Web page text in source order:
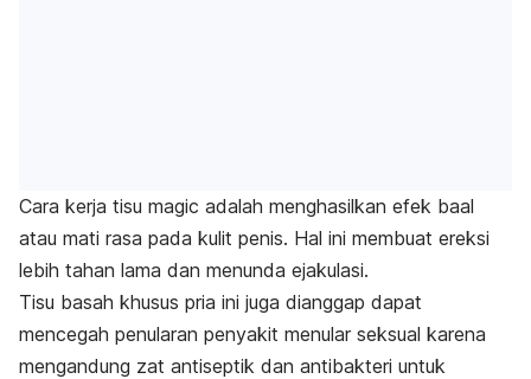
Cara kerja tisu magic adalah menghasilkan efek baal
atau mati rasa pada kulit penis. Hal ini membuat ereksi
lebih tahan lama dan menunda ejakulasi.
Tisu basah khusus pria ini juga dianggap dapat
mencegah penularan penyakit menular seksual karena
mengandung zat antiseptik dan antibakteri untuk